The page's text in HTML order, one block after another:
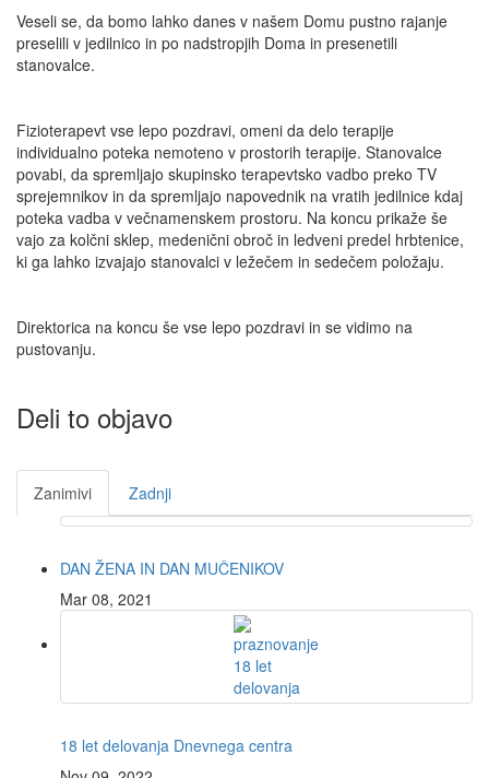
Veseli se, da bomo lahko danes v našem Domu pustno rajanje
preselili v jedilnico in po nadstropjih Doma in presenetili
stanovalce.
Fizioterapevt vse lepo pozdravi, omeni da delo terapije
individualno poteka nemoteno v prostorih terapije. Stanovalce
povabi, da spremljajo skupinsko terapevtsko vadbo preko TV
sprejemnikov in da spremljajo napovednik na vratih jedilnice kdaj
poteka vadba v večnamenskem prostoru. Na koncu prikaže še
vajo za kolčni sklep, medenični obroč in ledveni predel hrbtenice,
ki ga lahko izvajajo stanovalci v ležečem in sedečem položaju.
Direktorica na koncu še vse lepo pozdravi in se vidimo na
pustovanju.
Deli to objavo
Zanimivi Zadnji
DAN ŽENA IN DAN MUČENIKOV
Mar 08, 2021
18 let delovanja Dnevnega centra